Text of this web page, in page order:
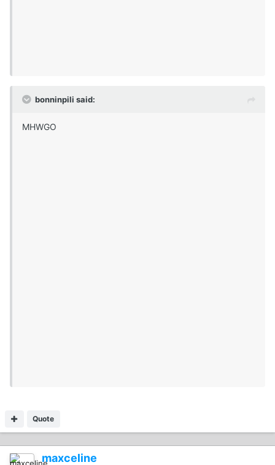
bonninpili said:
MHWGO
Quote
maxceline